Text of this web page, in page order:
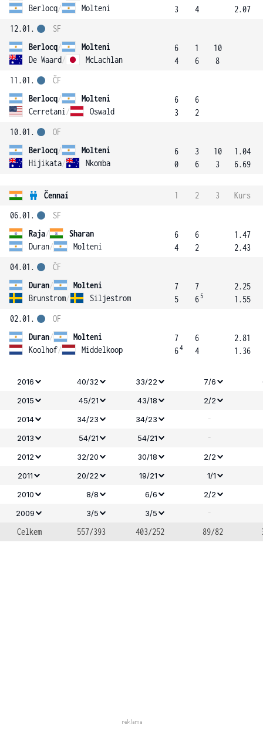
Berlocq/ Molteni
3
4
2.07
12.01.
Berlocq/
Molteni
De Waard/ McLachlan
SF
6
4
1
6
10
8
11.01.
Berlocq/
Molteni
Cerretani / Oswald
ČF
6
3
6
2
10.01.
Berlocq/
Molteni
Hijikata/ Nkomba
OF
6
0
3
6
10
3
1.04
6.69
Čennaí 1 2 3
Kurs
06.01.
Raja/
Sharan
Duran/ Molteni
SF
6
4
6
2
1.47
2.43
04.01.
Duran/
Molteni
Brunstrom/ Siljestrom
ČF
7
5
7
6 5
2.25
1.55
02.01.
Duran/
Molteni
Koolhof/ Middelkoop
OF
7
64
6
4
2.81
1.36
2016 40/32 33/22 7/6
2015
45/21 43/18
2/2
2014
34/23 34/23 -
2013 54/21 54/21 -
2012 32/20 30/18
2/2
2011
20/22 19/21
1/1
2010
8/8 6/6
2/2
2009
3/5 3/5
-
Celkem
557/393 403/252 89/82